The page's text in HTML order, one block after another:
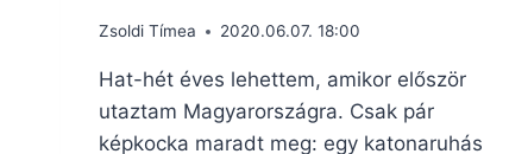
Zsoldi Tímea 2020.06.07. 18:00
Hat-hét éves lehettem, amikor először
utaztam Magyarországra. Csak pár
képkocka maradt meg: egy katonaruhás